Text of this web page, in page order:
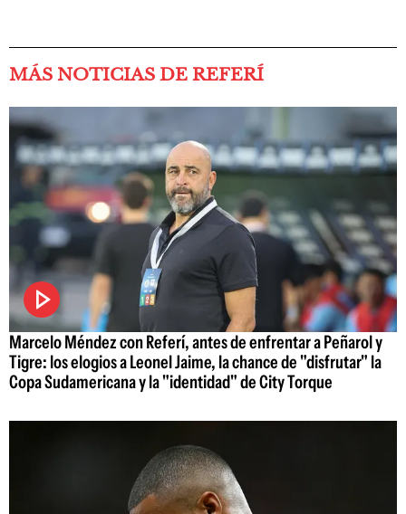
MÁS NOTICIAS DE REFERÍ
Marcelo Méndez con Referí, antes de enfrentar a Peñarol y
Tigre: los elogios a Leonel Jaime, la chance de "disfrutar" la
Copa Sudamericana y la "identidad" de City Torque